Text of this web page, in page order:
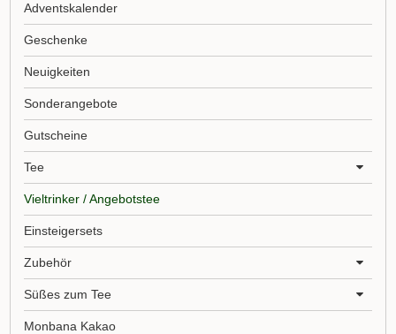
Adventskalender
Geschenke
Neuigkeiten
Sonderangebote
Gutscheine
Tee
Vieltrinker / Angebotstee
Einsteigersets
Zubehör
Süßes zum Tee
Monbana Kakao